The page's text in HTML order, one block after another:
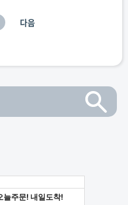
다음